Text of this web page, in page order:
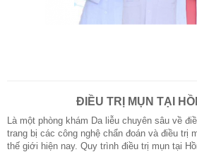
ĐIỀU TRỊ MỤN TẠI
Là một phòng khám Da liễu chuyên sâu về
trang bị các công nghệ chẩn đoán và điều trị
thế giới hiện nay. Quy trình điều trị mụn tại